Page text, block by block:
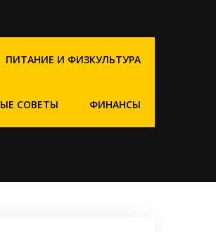
ПИТАНИЕ И ФИЗКУЛЬТУРА
СОВЕТЫ ФИНАНСЫ